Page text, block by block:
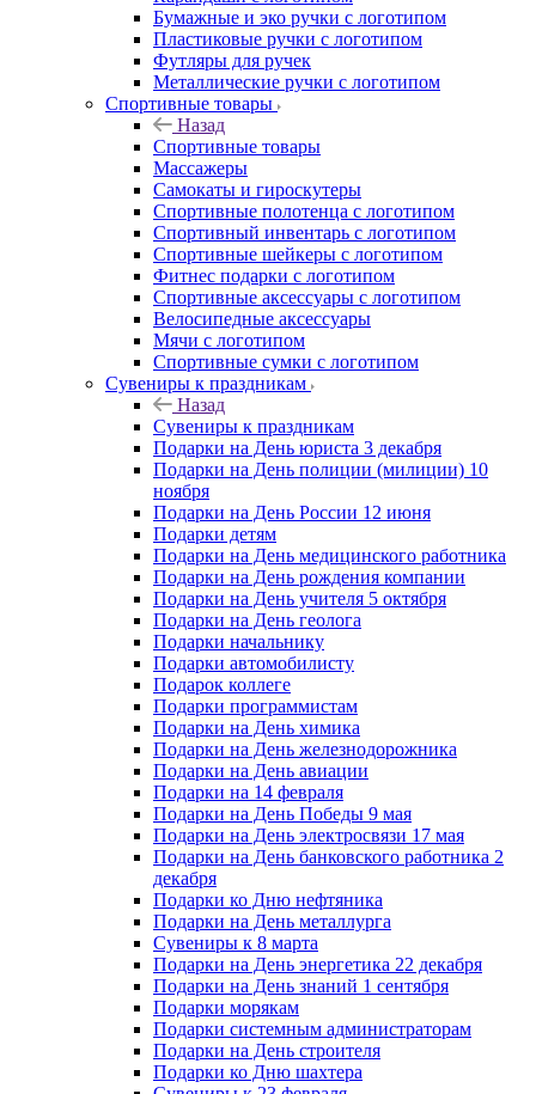
Бумажные и эко ручки с логотипом
Пластиковые ручки с логотипом
Футляры для ручек
Металлические ручки с логотипом
Спортивные товары
Назад
Спортивные товары
Массажеры
Самокаты и гироскутеры
Спортивные полотенца с логотипом
Спортивный инвентарь с логотипом
Спортивные шейкеры с логотипом
Фитнес подарки с логотипом
Спортивные аксессуары с логотипом
Велосипедные аксессуары
Мячи с логотипом
Спортивные сумки с логотипом
Сувениры к праздникам
Назад
Сувениры к праздникам
Подарки на День юриста 3 декабря
Подарки на День полиции (милиции) 10
ноября
Подарки на День России 12 июня
Подарки детям
Подарки на День медицинского работника
Подарки на День рождения компании
Подарки на День учителя 5 октября
Подарки на День геолога
Подарки начальнику
Подарки автомобилисту
Подарок коллеге
Подарки программистам
Подарки на День химика
Подарки на День железнодорожника
Подарки на День авиации
Подарки на 14 февраля
Подарки на День Победы 9 мая
Подарки на День электросвязи 17 мая
Подарки на День банковского работника 2
декабря
Подарки ко Дню нефтяника
Подарки на День металлурга
Сувениры к 8 марта
Подарки на День энергетика 22 декабря
Подарки на День знаний 1 сентября
Подарки морякам
Подарки системным администраторам
Подарки на День строителя
Подарки ко Дню шахтера